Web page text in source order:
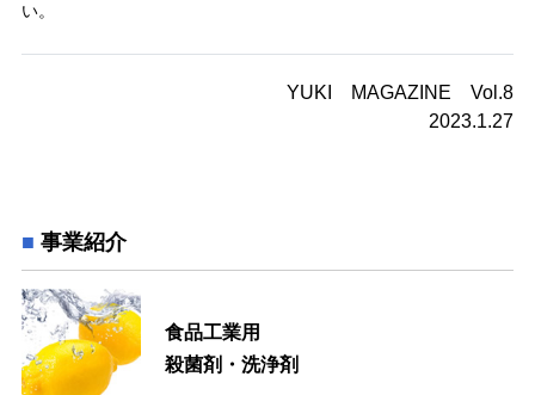
い。
YUKI MAGAZINE Vol.8
2023.1.27
事業紹介
食品工業用
殺菌剤・洗浄剤